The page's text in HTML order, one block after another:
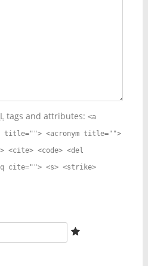
tags and attributes: <a
<acronym title="">
<cite> <code> <del
cite=""> <s> <strike>